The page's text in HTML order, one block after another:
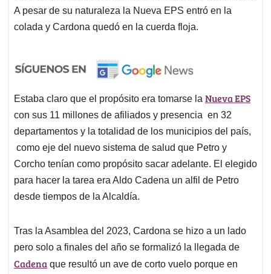
A pesar de su naturaleza la Nueva EPS entró en la
colada y Cardona quedó en la cuerda floja.
Estaba claro que el propósito era tomarse la Nueva EPS
con sus 11 millones de afiliados y presencia en 32
departamentos y la totalidad de los municipios del país,
como eje del nuevo sistema de salud que Petro y
Corcho tenían como propósito sacar adelante. El elegido
para hacer la tarea era Aldo Cadena un alfil de Petro
desde tiempos de la Alcaldía.
Tras la Asamblea del 2023, Cardona se hizo a un lado
pero solo a finales del año se formalizó la llegada de
Cadena que resultó un ave de corto vuelo porque en